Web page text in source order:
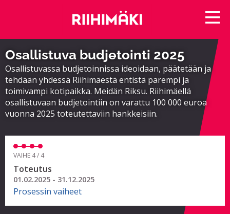
Osallistuva budjetointi 2025
Osallistuvassa budjetoinnissa ideoidaan, päätetään ja
tehdään yhdessä Riihimäestä entistä parempi ja
toimivampi kotipaikka. Meidän Riksu. Riihimäellä
osallistuvaan budjetointiin on varattu 100 000 euroa
vuonna 2025 toteutettaviin hankkeisiin.
VAIHE 4 / 4
Toteutus
01.02.2025 - 31.12.2025
Prosessin vaiheet